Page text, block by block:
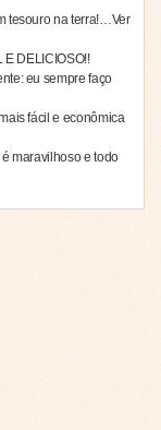
tesouro na terra!…Ver
E DELICIOSO!!
eu sempre faço
fácil e econômica
maravilhoso e todo